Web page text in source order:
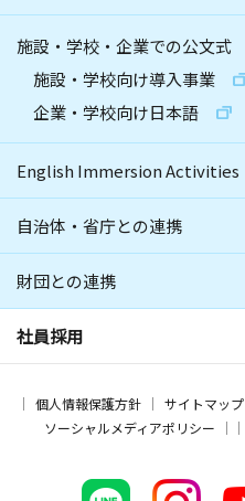
施設・学校・企業での公文式
施設・学校向け導入事業
企業・学校向け日本語
English Immersion Activities
自治体・省庁との連携
財団との連携
社員採用
個人情報保護方針 サイトマップ
ソーシャルメディアポリシー